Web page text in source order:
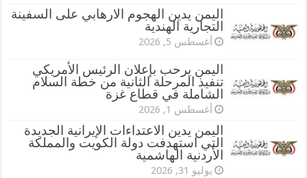
اليمن يدين الهجوم الارهابي على السفينة
التجارية الهندية
أغسطس 5, 2026
اليمن يرحب بإعلان الرئيس الأمريكي
تنفيذ المرحلة الثانية من خطة السلام
الشاملة في قطاع غزة
أغسطس 1, 2026
اليمن يدين الاعتداءات الإيرانية الجديدة
التي استهدفت دولة الكويت والمملكة
الأردنية الهاشمية
يوليو 31, 2026